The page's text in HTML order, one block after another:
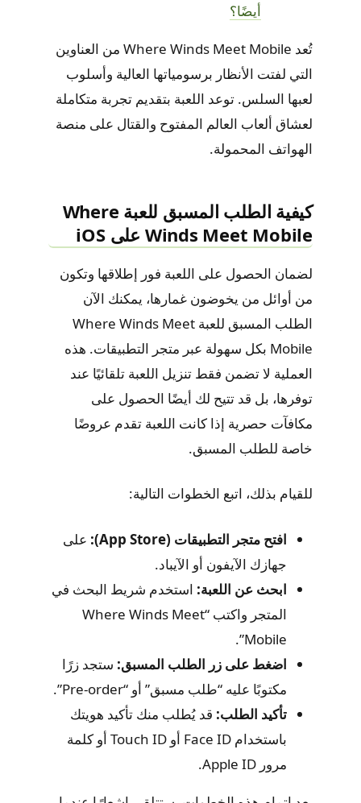
أيضًا؟
تُعد Where Winds Meet Mobile من العناوين
التي لفتت الأنظار برسومياتها العالية وأسلوب
لعبها السلس. توعد اللعبة بتقديم تجربة متكاملة
لعشاق ألعاب العالم المفتوح والقتال على منصة
الهواتف المحمولة.
كيفية الطلب المسبق للعبة Where
Winds Meet Mobile على iOS
لضمان الحصول على اللعبة فور إطلاقها وتكون
من أوائل من يخوضون غمارها، يمكنك الآن
الطلب المسبق للعبة Where Winds Meet
Mobile بكل سهولة عبر متجر التطبيقات. هذه
العملية لا تضمن فقط تنزيل اللعبة تلقائيًا عند
توفرها، بل قد تتيح لك أيضًا الحصول على
مكافآت حصرية إذا كانت اللعبة تقدم عروضًا
خاصة للطلب المسبق.
للقيام بذلك، اتبع الخطوات التالية:
افتح متجر التطبيقات (App Store):
على
جهازك الآيفون أو الآيباد.
ابحث عن اللعبة: استخدم شريط البحث في
المتجر واكتب “Where Winds Meet
Mobile”.
اضغط على زر الطلب المسبق: ستجد زرًا
مكتوبًا عليه “طلب مسبق” أو “Pre-order”.
تأكيد الطلب: قد يُطلب منك تأكيد هويتك
باستخدام Face ID أو Touch ID أو كلمة
مرور Apple ID.